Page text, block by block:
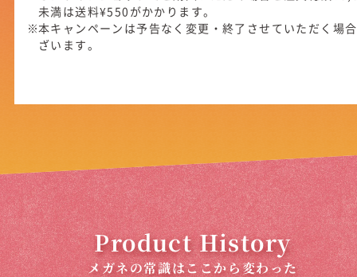
未満は送料¥550がかかります。
本キャンペーンは予告なく変更・終了させていただく場
ざいます。
Product History
メガネの常識はここから変わった